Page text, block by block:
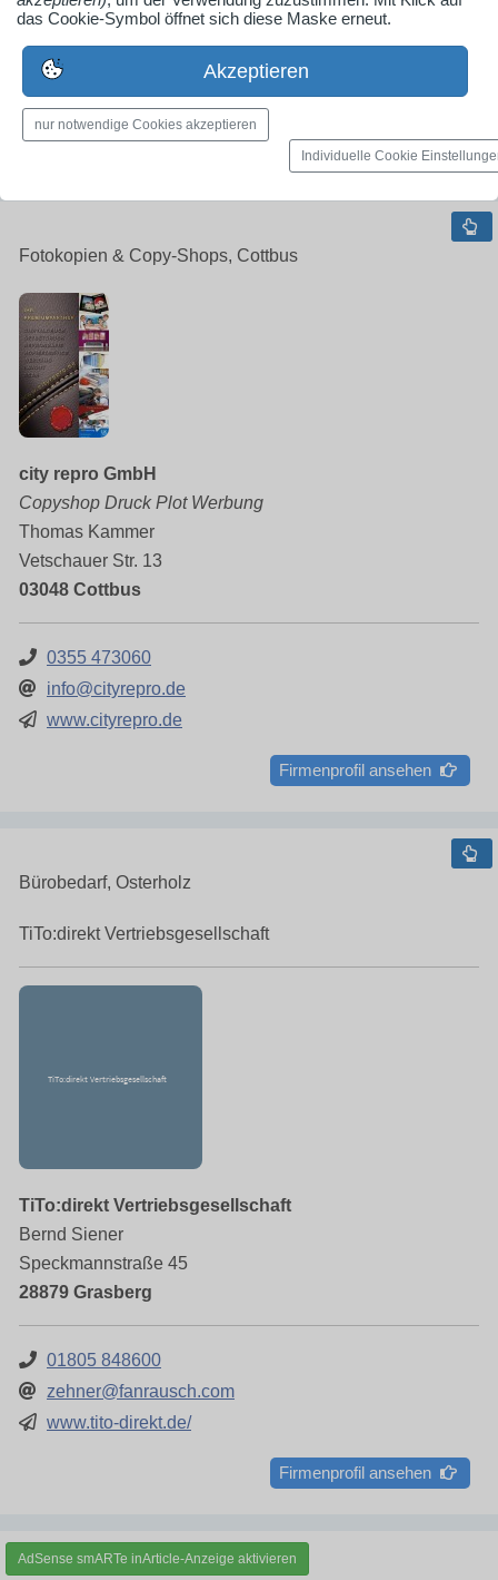
030 / 723 750
presse@royschulz.de
www.royschulz.de
Firmenprofil ansehen
Fotokopien & Copy-Shops, Cottbus
city repro GmbH
Copyshop Druck Plot Werbung
Thomas Kammer
Vetschauer Str. 13
03048 Cottbus
0355 473060
info@cityrepro.de
www.cityrepro.de
Firmenprofil ansehen
Bürobedarf, Osterholz
TiTo:direkt Vertriebsgesellschaft
TiTo:direkt Vertriebsgesellschaft
Bernd Siener
Speckmannstraße 45
28879 Grasberg
01805 848600
zehner@fanrausch.com
www.tito-direkt.de/
Firmenprofil ansehen
AdSense smARTe inArticle-Anzeige aktivieren
das Cookie-Symbol öffnet sich diese Maske erneut.
Akzeptieren
nur notwendige Cookies akzeptieren
Individuelle Cookie